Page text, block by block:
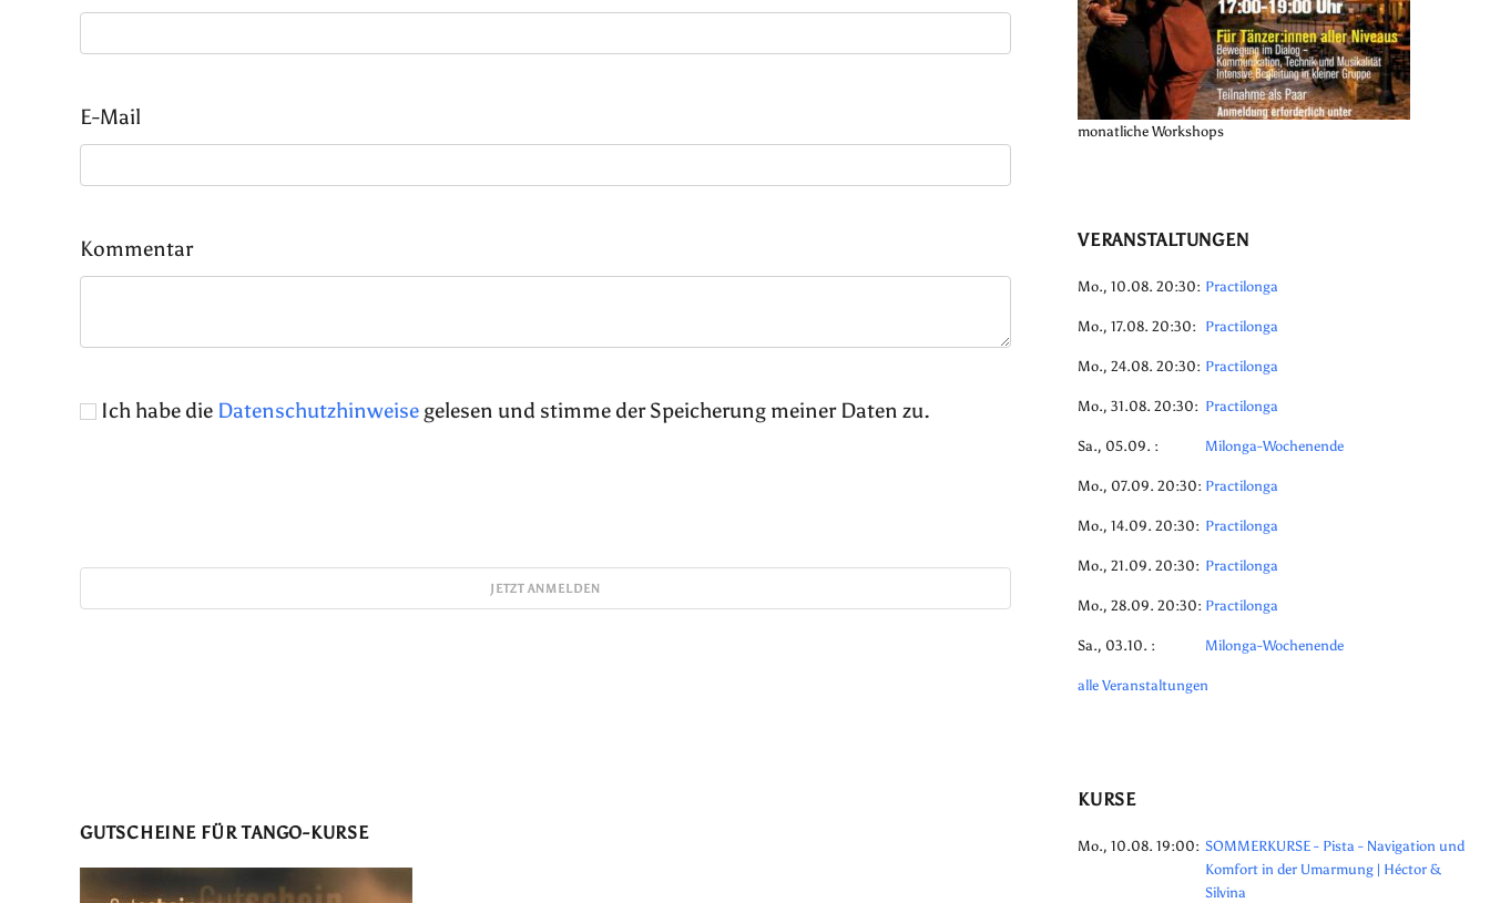
E-Mail
Kommentar
Ich habe die Datenschutzhinweise gelesen und stimme der Speicherung meiner Daten zu.
GUTSCHEINE FÜR TANGO-KURSE
monatliche Workshops
VERANSTALTUNGEN
Mo., 10.08. 20:30: Practilonga
Mo., 17.08. 20:30: Practilonga
Mo., 24.08. 20:30: Practilonga
Mo., 31.08. 20:30: Practilonga
Sa., 05.09. : Milonga-Wochenende
Mo., 07.09. 20:30: Practilonga
Mo., 14.09. 20:30: Practilonga
Mo., 21.09. 20:30: Practilonga
Mo., 28.09. 20:30: Practilonga
Sa., 03.10. : Milonga-Wochenende
alle Veranstaltungen
KURSE
Mo., 10.08. 19:00: SOMMERKURSE - Pista - Navigation und
Komfort in der Umarmung | Héctor &
Silvina